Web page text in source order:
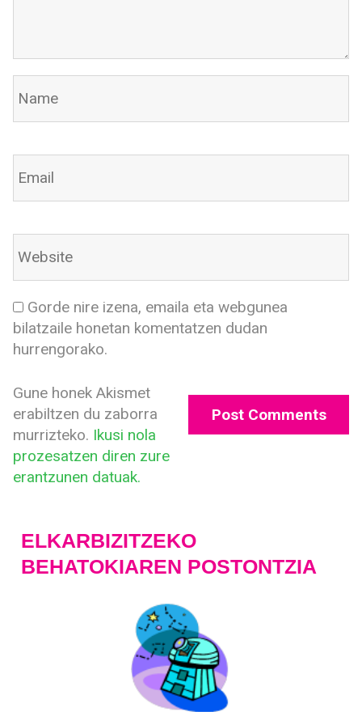
Gorde nire izena, emaila eta webgunea
bilatzaile honetan komentatzen dudan
hurrengorako.
Gune honek Akismet
erabiltzen du zaborra
murrizteko. Ikusi nola
prozesatzen diren zure
erantzunen datuak.
ELKARBIZITZEKO
BEHATOKIAREN POSTONTZIA